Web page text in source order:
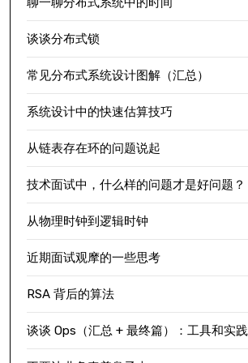
谈谈分布式锁
常见分布式系统设计图解（汇总）
系统设计中的快速估算技巧
从链表存在环的问题说起
技术面试中，什么样的问题才是好问题？
从物理时钟到逻辑时钟
近期面试观摩的一些思考
RSA 背后的算法
谈谈 Ops（汇总 + 最终篇）：工具和实践